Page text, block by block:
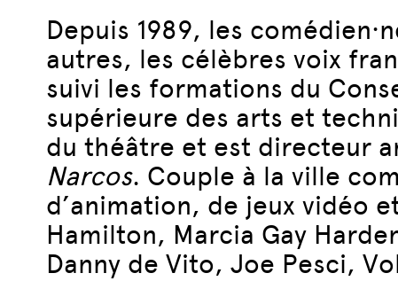
Depuis 1989, les
autres, les célèbres voix
suivi les formations du
supérieure des arts et
du théâtre et est directeur
Narcos. Couple à la ville
d’animation, de jeux vidéo
Hamilton, Marcia Gay
Danny de Vito, Joe Pesci,